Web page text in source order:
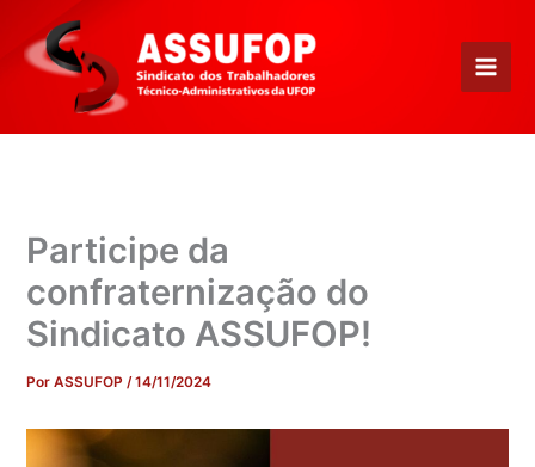
para
conteúdo
Participe da
confraternização do
Sindicato ASSUFOP!
PorASSUFOP/14/11/2024